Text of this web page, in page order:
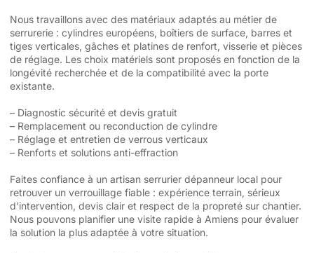
Nous travaillons avec des matériaux adaptés au métier de
serrurerie : cylindres européens, boîtiers de surface, barres et
tiges verticales, gâches et platines de renfort, visserie et pièces
de réglage. Les choix matériels sont proposés en fonction de la
longévité recherchée et de la compatibilité avec la porte
existante.
– Diagnostic sécurité et devis gratuit
– Remplacement ou reconduction de cylindre
– Réglage et entretien de verrous verticaux
– Renforts et solutions anti-effraction
Faites confiance à un artisan serrurier dépanneur local pour
retrouver un verrouillage fiable : expérience terrain, sérieux
d’intervention, devis clair et respect de la propreté sur chantier.
Nous pouvons planifier une visite rapide à Amiens pour évaluer
la solution la plus adaptée à votre situation.